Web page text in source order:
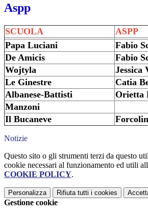
Aspp
SCUOLA
ASPP
Papa Luciani
Fabio
De Amicis
Fabio
Wojtyla
Jessica
Le Ginestre
Catia
Albanese-Battisti
Orietta
Manzoni
Il Bucaneve
Notizie
Questo sito o gli strumenti terzi da questo
cookie necessari al funzionamento ed utili
COOKIE POLICY.
Personalizza Rifiuta tutti i cookies
Gestione cookie